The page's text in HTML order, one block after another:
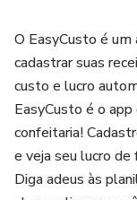
O EasyCusto é
cadastrar suas
custo e lucro
EasyCusto é o
confeitaria!
e veja seu lucro
Diga adeus às